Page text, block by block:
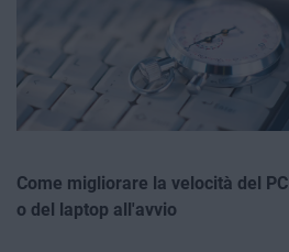
Come migliorare la velocità del PC
o del laptop all'avvio